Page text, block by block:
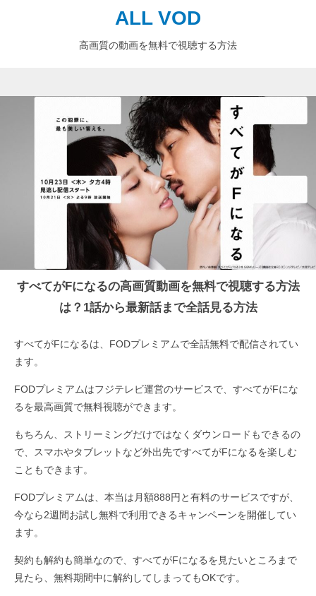
ALL VOD
高画質の動画を無料で視聴する方法
すべてがFになるの高画質動画を無料で視聴する方法
は？1話から最新話まで全話見る方法
すべてがFになるは、FODプレミアムで全話無料で配信されてい
ます。
FODプレミアムはフジテレビ運営のサービスで、すべてがFにな
るを最高画質で無料視聴ができます。
もちろん、ストリーミングだけではなくダウンロードもできるの
で、スマホやタブレットなど外出先ですべてがFになるを楽しむ
こともできます。
FODプレミアムは、本当は月額888円と有料のサービスですが、
今なら2週間お試し無料で利用できるキャンペーンを開催してい
ます。
契約も解約も簡単なので、すべてがFになるを見たいところまで
見たら、無料期間中に解約してしまってもOKです。